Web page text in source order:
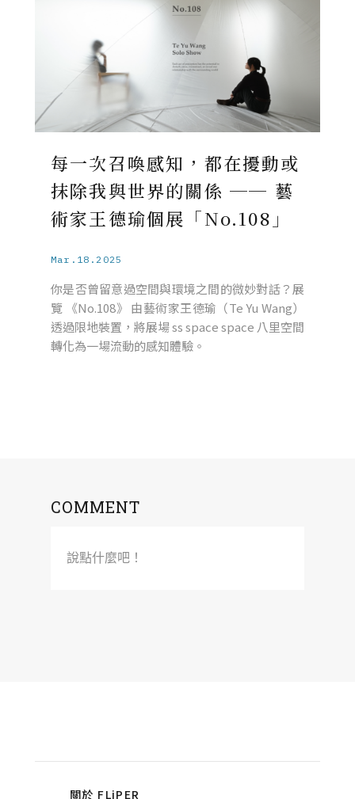
每一次召喚感知，都在擾動或
抹除我與世界的關係 ── 藝
術家王德瑜個展「No.108」
Mar.18.2025
你是否曾留意過空間與環境之間的微妙對話？展
覽 《No.108》 由藝術家王德瑜（Te Yu Wang）
透過限地裝置，將展場 ss space space 八里空間
轉化為一場流動的感知體驗。
COMMENT
說點什麼吧！
關於 FLiPER